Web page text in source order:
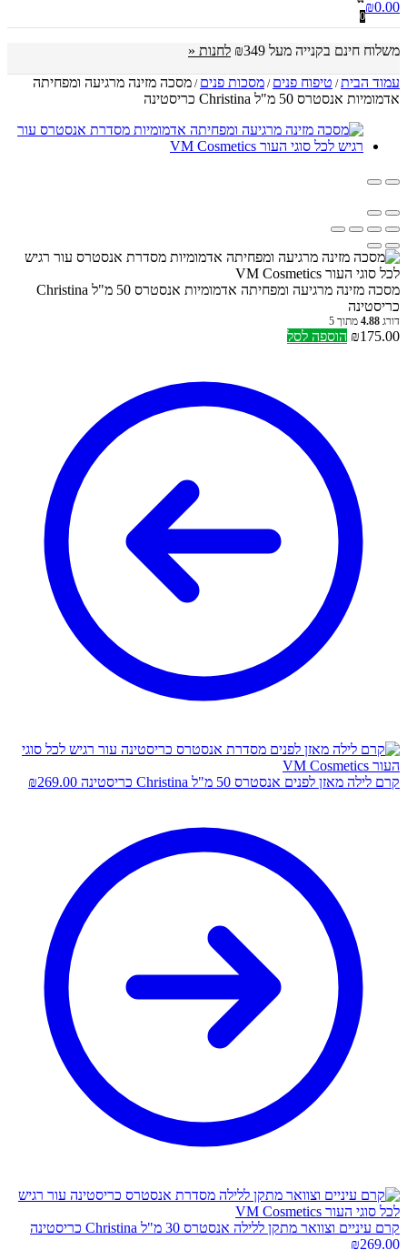
₪0.00
0
משלוח חינם בקנייה מעל ₪349 לחנות «
עמוד הבית/ טיפוח פנים / מסכות פנים / מסכה מזינה מרגיעה ומפחיתה
אדמומיות אנסטרס 50 מ"ל Christina כריסטינה
מסכה מזינה מרגיעה ומפחיתה אדמומיות אנסטרס 50 מ"ל Christina
כריסטינה
דורג 4.88 מתוך 5
₪175.00 הוספה לסל
קרם לילה מאזן לפנים אנסטרס 50 מ"ל Christina כריסטינה ₪269.00
קרם עיניים וצוואר מתקן ללילה אנסטרס 30 מ"ל Christina כריסטינה
₪269.00